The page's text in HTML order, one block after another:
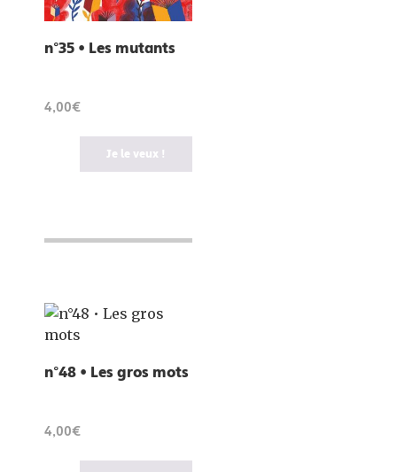
n°35 • Les mutants
4,00€
Je le veux !
n°48 • Les gros mots
4,00€